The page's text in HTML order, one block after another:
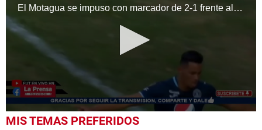
El Motagua se impuso con marcador de 2-1 frente al Marathón en duelo correspondiente a la jornada 2020 de la Liga Nacional de Honduras,
0
seconds
MIS TEMAS PREFERIDOS